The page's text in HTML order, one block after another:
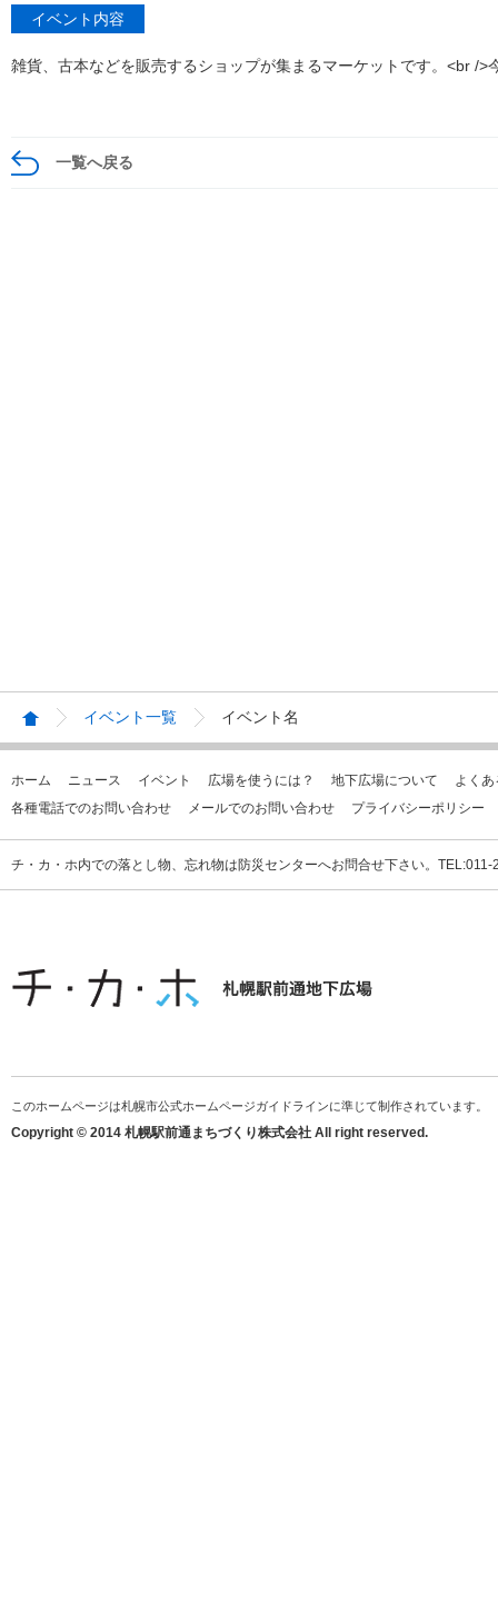
イベント内容
雑貨、古本などを販売するショップが集まるマーケットです。<br />
一覧へ戻る
イベント一覧 イベント名
ホーム ニュース イベント 広場を使うには？ 地下広場について
よく
各種電話でのお問い合わせ
メールでのお問い合わせ プライバシーポリシー
チ・カ・ホ内での落とし物、忘れ物は防災センターへお問合せ下さい。
このホームページは札幌市公式ホームページガイドラインに準じて制作されています。
Copyright © 2014 札幌駅前通まちづくり株式会社 All right reserved.